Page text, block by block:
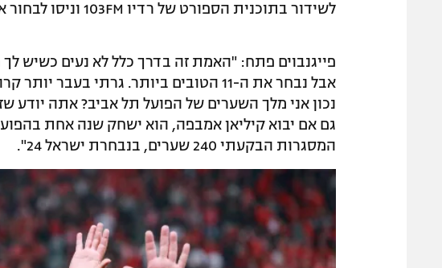
לשידור בתוכנית הספורט של רדיו 103FM וניסו לבחור את הרכב כל הזמנים של הקבוצה האדומה.
פייגנבוים פתח: "האמת זה בדרך כלל לא נעים כשיש
אבל נבחר את ה-11 הטובים ביותר. גרתי
נכון אני מלך השערים של הפועל תל אביב? אתה יודע
גם אם יבוא קיליאן אמבפה, הוא ישחק שנה אחת
המסגרות הבקעתי 240 שערים, בנבחרת ישראל 24".